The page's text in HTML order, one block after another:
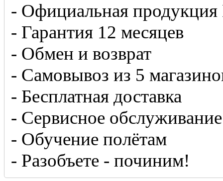
- Официальная продукция
- Гарантия 12 месяцев
- Обмен и возврат
- Самовывоз из 5
- Бесплатная доставка
- Сервисное обслуживание
- Обучение полётам
- Разобъете - починим!